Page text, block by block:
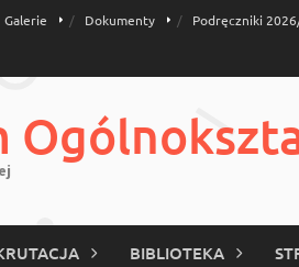
Galerie Dokumenty Podręczniki
BIBLIOTEKA